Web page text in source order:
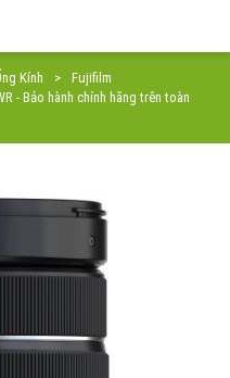
Kính
Fujifilm
- Bảo hành chính hãng trên toàn